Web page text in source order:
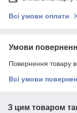
Всі умови оплати
Умови
Повернення товару
Всі умови
З цим товаром